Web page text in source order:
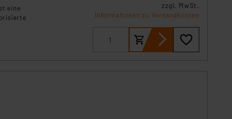
eine
zzgl. MwSt.
Informationen zu Versandkosten